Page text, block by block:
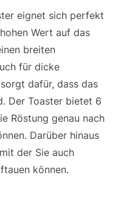
eignet sich perfekt
Wert auf das
breiten
für dicke
dafür, dass das
Der Toaster bietet 6
Röstung genau nach
Darüber hinaus
der Sie auch
können.